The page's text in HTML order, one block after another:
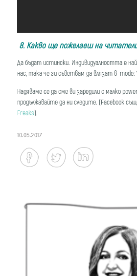
8. Какво ще пожелаеш на
Да бъдат истински. Индивидуалността е
нас, така че ги съветвам да влязат в mode:
Надяваме се да сме ви заредили с малко
продължавайте да ни следите. (Facebook
Freaks).
10.05.2017